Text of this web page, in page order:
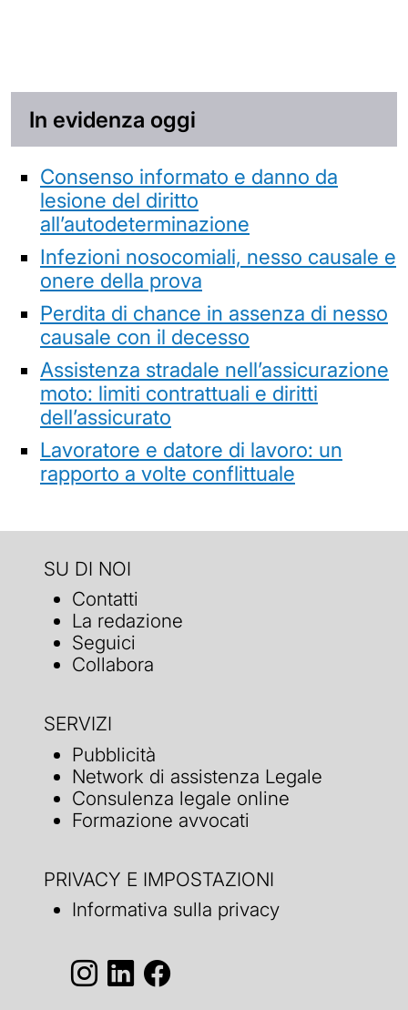
In evidenza oggi
Consenso informato e danno da
lesione del diritto
all’autodeterminazione
Infezioni nosocomiali, nesso causale e
onere della prova
Perdita di chance in assenza di nesso
causale con il decesso
Assistenza stradale nell’assicurazione
moto: limiti contrattuali e diritti
dell’assicurato
Lavoratore e datore di lavoro: un
rapporto a volte conflittuale
SU DI NOI
Contatti
La redazione
Seguici
Collabora
SERVIZI
Pubblicità
Network di assistenza Legale
Consulenza legale online
Formazione avvocati
PRIVACY E IMPOSTAZIONI
Informativa sulla privacy